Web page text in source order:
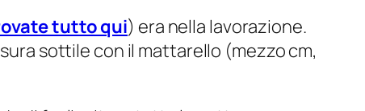
tutto qui) era nella lavorazione.
sottile con il mattarello (mezzo cm,